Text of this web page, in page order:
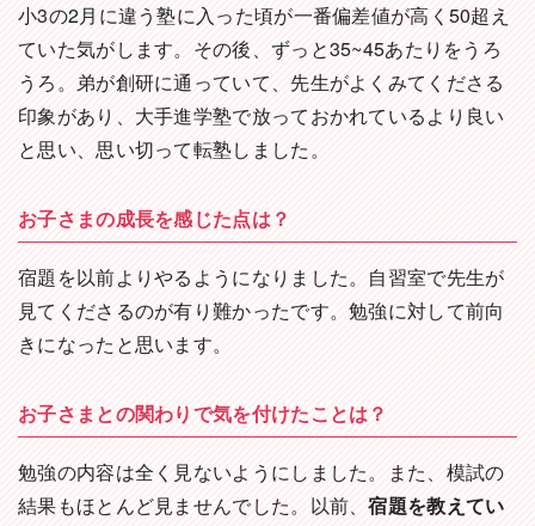
小3の2月に違う塾に入った頃が一番偏差値が高く50超え
ていた気がします。その後、ずっと35~45あたりをうろ
うろ。弟が創研に通っていて、先生がよくみてくださる
印象があり、大手進学塾で放っておかれているより良い
と思い、思い切って転塾しました。
お子さまの成長を感じた点は？
宿題を以前よりやるようになりました。自習室で先生が
見てくださるのが有り難かったです。勉強に対して前向
きになったと思います。
お子さまとの関わりで気を付けたことは？
勉強の内容は全く見ないようにしました。また、模試の
結果もほとんど見ませんでした。以前、宿題を教えてい